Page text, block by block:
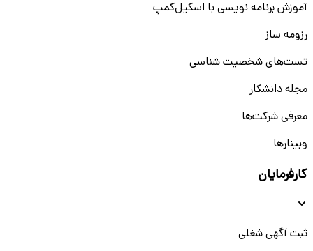
آموزش برنامه نویسی با اسکیل‌کمپ
رزومه ساز
تست‌های شخصیت شناسی
مجله دانشکار
معرفی شرکت‌ها
وبینار‌‌ها
کارفرمایان
ثبت آگهی شغلی